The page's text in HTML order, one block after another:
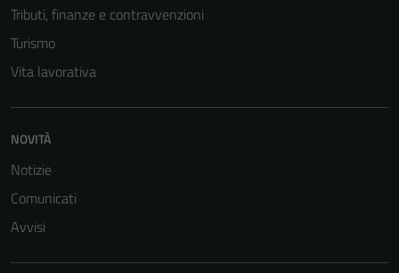
Tributi, finanze e contravvenzioni
Turismo
Vita lavorativa
NOVITÀ
Notizie
Comunicati
Avvisi